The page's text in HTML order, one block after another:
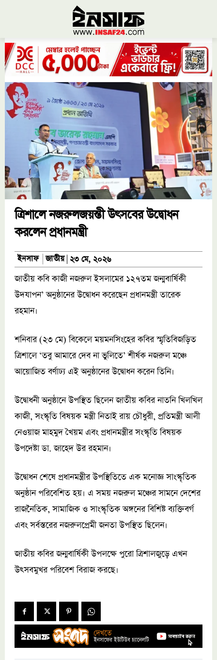
ত্রিশালে নজরুলজয়ন্তী উৎসবের উদ্বোধন
করলেন প্রধানমন্ত্রী
ইনসাফ জাতীয় ২৩ মে, ২০২৬
জাতীয় কবি কাজী নজরুল ইসলামের ১২৭তম জন্মবার্ষিকী
উদযাপন’ অনুষ্ঠানের উদ্বোধন করেছেন প্রধানমন্ত্রী তারেক
রহমান।
শনিবার (২৩ মে) বিকেলে ময়মনসিংহের কবির স্মৃতিবিজড়িত
ত্রিশালে ‘তবু আমারে দেব না ভুলিতে’ শীর্ষক নজরুল মঞ্চে
আয়োজিত বর্ণাঢ্য এই অনুষ্ঠানের উদ্বোধন করেন তিনি।
উদ্বোধনী অনুষ্ঠানে উপস্থিত ছিলেন জাতীয় কবির নাতনি খিলখিল
কাজী, সংস্কৃতি বিষয়ক মন্ত্রী নিতাই রায় চৌধুরী, প্রতিমন্ত্রী আলী
নেওয়াজ মাহমুদ খৈয়ম এবং প্রধানমন্ত্রীর সংস্কৃতি বিষয়ক
উপদেষ্টা ডা. জাহেদ উর রহমান।
উদ্বোধন শেষে প্রধানমন্ত্রীর উপস্থিতিতে এক মনোজ্ঞ সাংস্কৃতিক
অনুষ্ঠান পরিবেশিত হয়। এ সময় নজরুল মঞ্চের সামনে দেশের
রাজনৈতিক, সামাজিক ও সাংস্কৃতিক অঙ্গনের বিশিষ্ট ব্যক্তিবর্গ
এবং সর্বস্তরের নজরুলপ্রেমী জনতা উপস্থিত ছিলেন।
জাতীয় কবির জন্মবার্ষিকী উপলক্ষে পুরো ত্রিশালজুড়ে এখন
উৎসবমুখর পরিবেশ বিরাজ করছে।